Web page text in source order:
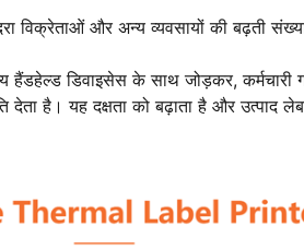
विक्रेताओं और अन्य व्यवसायों की बढ़ती
हैंडहेल्ड डिवाइसेस के साथ जोड़कर, कर्मचारी
है। यह दक्षता को बढ़ाता है और उत्पाद